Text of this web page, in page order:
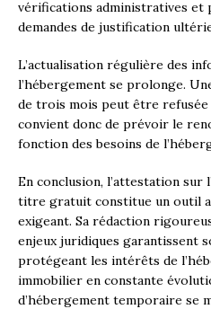
vérifications administratives et
demandes de justification
L’actualisation régulière des
l’hébergement se prolonge.
de trois mois peut être
convient donc de prévoir le
fonction des besoins de
En conclusion, l’attestation sur
titre gratuit constitue un outil
exigeant. Sa rédaction
enjeux juridiques garantissent
protégeant les intérêts de
immobilier en constante
d’hébergement temporaire se